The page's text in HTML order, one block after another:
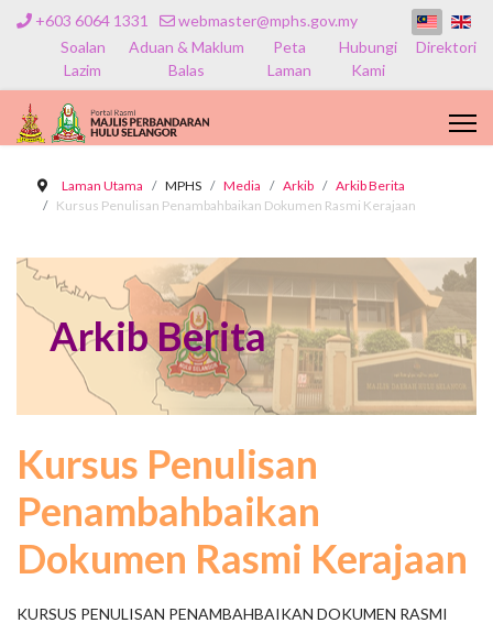
+603 6064 1331
webmaster@mphs.gov.my
Soalan
Lazim
Aduan & Maklum
Balas
Peta
Laman
Hubungi
Kami
Direktori
Laman Utama MPHS Media Arkib
Arkib Berita
Kursus Penulisan Penambahbaikan Dokumen Rasmi Kerajaan
Arkib Berita
Kursus Penulisan
Penambahbaikan
Dokumen Rasmi Kerajaan
KURSUS PENULISAN PENAMBAHBAIKAN DOKUMEN RASMI